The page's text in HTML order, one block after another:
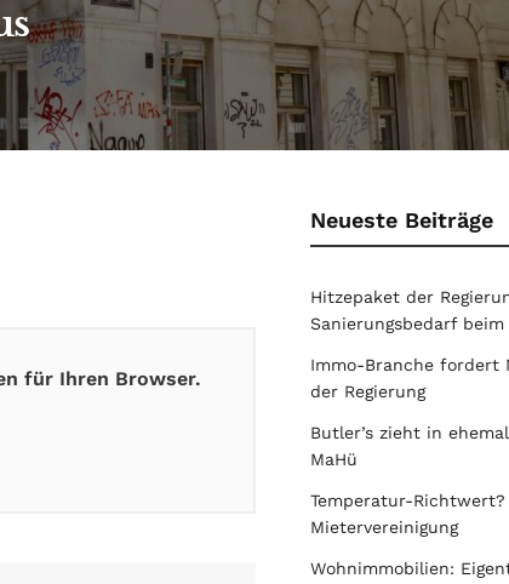
für Ihren Browser.
Neueste Beiträge
Hitzepaket der
Sanierungsbedarf beim
Immo-Branche fordert
der Regierung
Butler’s zieht in
MaHü
Temperatur-
Mietervereinigung
Wohnimmobilien: